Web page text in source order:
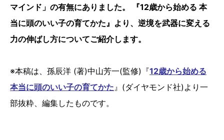
マインド」の有無にありました。 『12歳から始める 本
当に頭のいい子の育てかた』より、逆境を武器に変える
力の伸ばし方についてご紹介します。
※本稿は、孫辰洋 (著)中山芳一(監修)『12歳から始める
本当に頭のいい子の育てかた 』(ダイヤモンド社)より一
部抜粋、編集したものです。